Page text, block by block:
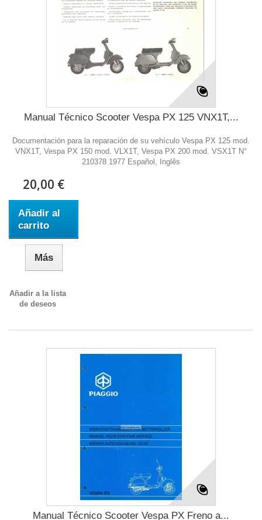
Manual Técnico Scooter Vespa PX 125 VNX1T,...
Documentación para la reparación de su vehículo Vespa PX 125 mod.
VNX1T, Vespa PX 150 mod. VLX1T, Vespa PX 200 mod. VSX1T N°
210378 1977 Español, Inglês
20,00 €
Añadir al
carrito
Más
Añadir a la lista
de deseos
Manual Técnico Scooter Vespa PX Freno a...